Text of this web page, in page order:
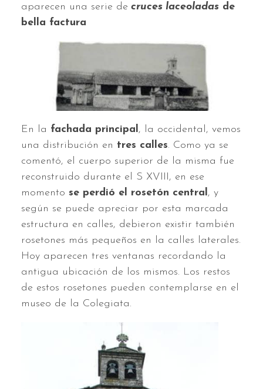
aparecen una serie de cruces laceoladas de
bella factura
En la fachada principal, la occidental, vemos
una distribución en tres calles. Como ya se
comentó, el cuerpo superior de la misma fue
reconstruido durante el S XVIII, en ese
momento se perdió el rosetón central, y
según se puede apreciar por esta marcada
estructura en calles, debieron existir también
rosetones más pequeños en la calles laterales.
Hoy aparecen tres ventanas recordando la
antigua ubicación de los mismos. Los restos
de estos rosetones pueden contemplarse en el
museo de la Colegiata.